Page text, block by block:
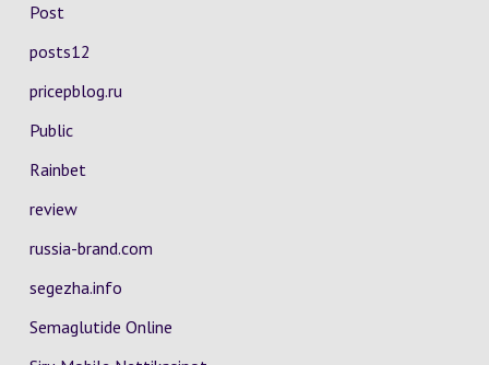
Post
posts12
pricepblog.ru
Public
Rainbet
review
russia-brand.com
segezha.info
Semaglutide Online